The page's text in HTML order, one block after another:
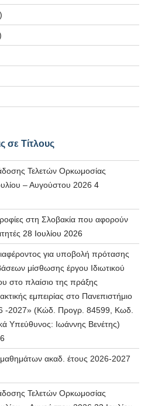
σε Τίτλους
Τελετών Ορκωμοσίας
– Αυγούστου 2026 4
στη Σλοβακία που αφορούν
28 Ιουλίου 2026
για υποβολή πρότασης
μίσθωσης έργου Ιδιωτικού
στο πλαίσιο της πράξης
εμπειρίας στο Πανεπιστήμιο
-2027» (Κώδ. Προγρ. 84599, Κωδ.
Υπεύθυνος: Ιωάννης Βενέτης)
ακαδ. έτους 2026-2027
Τελετών Ορκωμοσίας